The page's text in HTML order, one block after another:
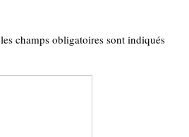
les champs obligatoires sont indiqués